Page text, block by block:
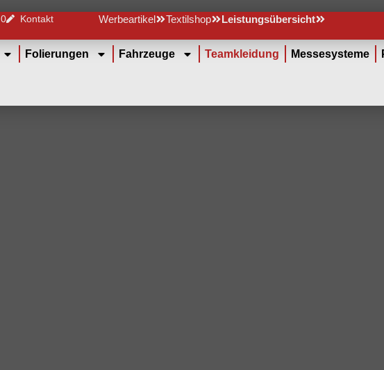
Kontakt Werbeartikel Textilshop Leistungsübersicht
Folierungen Fahrzeuge Teamkleidung Messesysteme